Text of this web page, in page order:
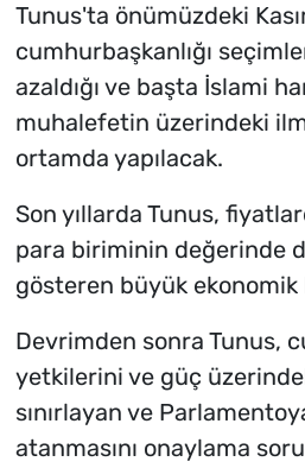
Tunus'ta önümüzdeki
cumhurbaşkanlığı
azaldığı ve başta İslami
muhalefetin üzerindeki
ortamda yapılacak.
Son yıllarda Tunus,
para biriminin değerinde
gösteren büyük ekonomik
Devrimden sonra Tunus,
yetkilerini ve güç
sınırlayan ve
atanmasını onaylama